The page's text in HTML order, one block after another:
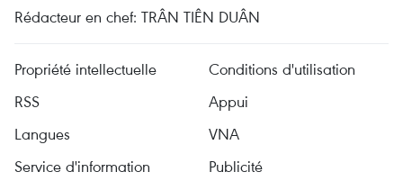
Rédacteur en chef: TRÂN TIÊN DUÂN
Propriété intellectuelle
Conditions d'utilisation
RSS
Appui
Langues
VNA
Service d'information
Publicité